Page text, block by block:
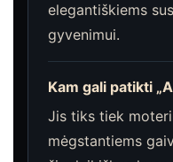
elegantiškiems
gyvenimui.
Kam gali patikti
Jis tiks tiek
mėgstantiems